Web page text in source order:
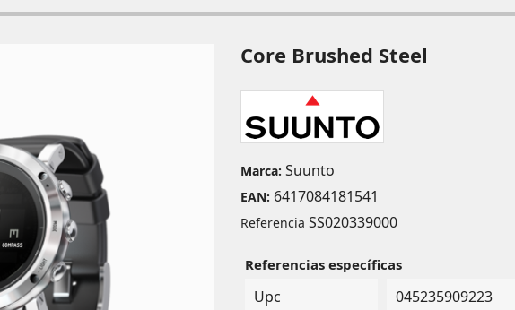
Core Brushed Steel
Marca: Suunto
EAN: 6417084181541
Referencia SS020339000
Referencias específicas
Upc 045235909223